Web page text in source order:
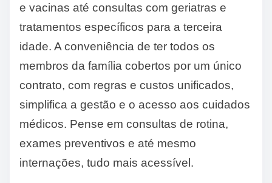
e vacinas até consultas com geriatras e
tratamentos específicos para a terceira
idade. A conveniência de ter todos os
membros da família cobertos por um único
contrato, com regras e custos unificados,
simplifica a gestão e o acesso aos cuidados
médicos. Pense em consultas de rotina,
exames preventivos e até mesmo
internações, tudo mais acessível.